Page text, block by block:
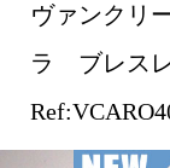
ヴァンクリ
ラ ブレス